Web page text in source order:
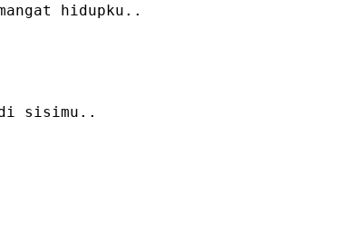
hidupku..
sisimu..